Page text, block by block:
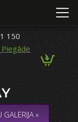
150
Piegāde
GALERIJA »
Foto